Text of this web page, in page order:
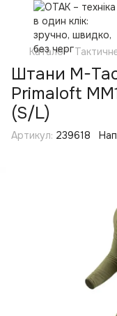
Каталог
Штани M-
Primaloft
(S/L)
Артикул: 239618